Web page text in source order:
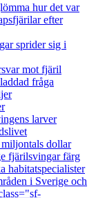
hur det var
efter
sprider sig i
mot fjäril
fråga
larver
dollar
fjärilsvingar färg
habitatspecialister
i Sverige och